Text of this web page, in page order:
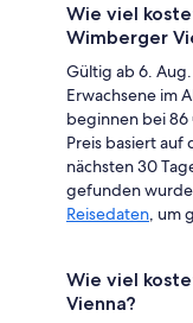
Wie viel
Wimberger
Gültig ab 6.
Erwachsene im
beginnen bei 86
Preis basiert
nächsten 30
gefunden
Reisedaten , um
Wie viel
Vienna?